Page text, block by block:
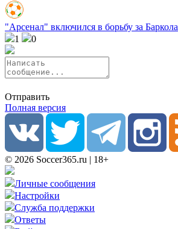
"Арсенал" включился в борьбу за Баркола
1
0
Отправить
Полная версия
© 2026 Soccer365.ru | 18+
Личные сообщения
Настройки
Служба поддержки
Ответы